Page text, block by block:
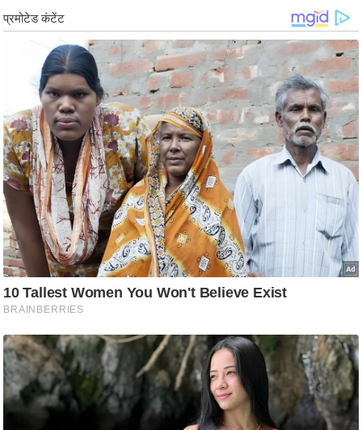
k
i
e
w
s
ला
फ
स्टा
इ
ल
टे
क्नॉ
लॉ
जी
ब्यू